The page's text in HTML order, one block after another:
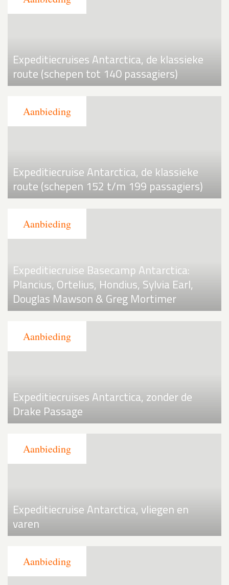
Expeditiecruises Antarctica, de klassieke
route (schepen tot 140 passagiers)
Expeditiecruise Antarctica, de klassieke
route (schepen 152 t/m 199 passagiers)
Expeditiecruise Basecamp Antarctica:
Plancius, Ortelius, Hondius, Sylvia Earl,
Douglas Mawson & Greg Mortimer
Expeditiecruises Antarctica, zonder de
Drake Passage
Expeditiecruise Antarctica, vliegen en
varen